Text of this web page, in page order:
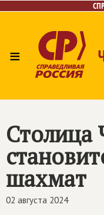
≡
Столица
шахмат
02 августа 2024